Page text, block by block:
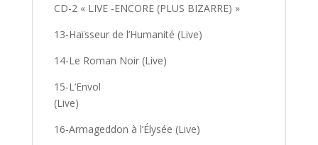
CD-2 « LIVE -ENCORE (PLUS BIZARRE) »
13-Haïsseur de l’Humanité (Live)
14-Le Roman Noir (Live)
15-L’Envol
(Live)
16-Armageddon à l’Élysée (Live)